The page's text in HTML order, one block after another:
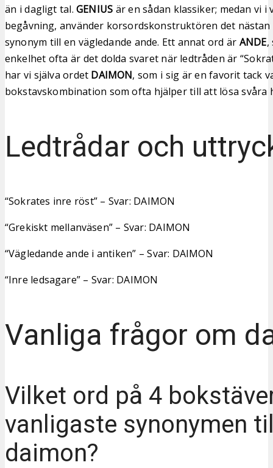
än i dagligt tal.GENIUS är en sådan klassiker; medan vi i
begåvning, använder korsordskonstruktören det
synonym till en vägledande ande. Ett annat ord är ANDE,
enkelhet ofta är det dolda svaret när ledtråden är
har vi själva ordet DAIMON, som i sig är en favorit tack
bokstavskombination som ofta hjälper till att lösa svåra
Ledtrådar och
“Sokrates inre röst” – Svar: DAIMON
“Grekiskt mellanväsen” – Svar: DAIMON
“Vägledande ande i antiken” – Svar: DAIMON
“Inre ledsagare” – Svar: DAIMON
Vanliga frågor om
Vilket ord på 4
vanligaste synonymen
daimon?